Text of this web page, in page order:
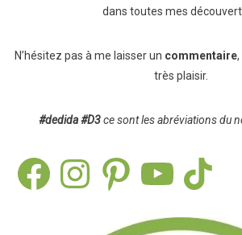
dans toutes mes
N’hésitez pas à me laisser un commentaire
très plaisir.
#dedida #D3ce sont les abréviations du
FacebookInstagramPinterest TikTok